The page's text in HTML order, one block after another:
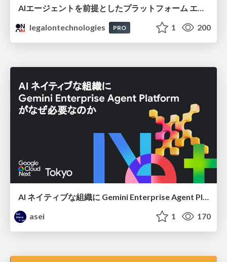
legalontechnologies
PRO 1 200
AI ネイティブな組織に Gemini Enterprise Agent Platform がなぜ必要なのか
asei
1 170